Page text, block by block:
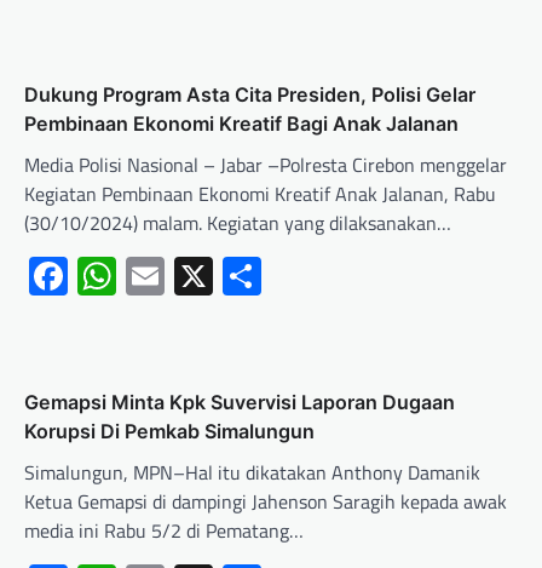
Dukung Program Asta Cita Presiden, Polisi Gelar
Pembinaan Ekonomi Kreatif Bagi Anak Jalanan
Media Polisi Nasional – Jabar –Polresta Cirebon menggelar
Kegiatan Pembinaan Ekonomi Kreatif Anak Jalanan, Rabu
(30/10/2024) malam. Kegiatan yang dilaksanakan…
Facebook
WhatsApp
Email
X
Gemapsi Minta Kpk Suvervisi Laporan Dugaan
Korupsi Di Pemkab Simalungun
Simalungun, MPN–Hal itu dikatakan Anthony Damanik
Ketua Gemapsi di dampingi Jahenson Saragih kepada awak
media ini Rabu 5/2 di Pematang…